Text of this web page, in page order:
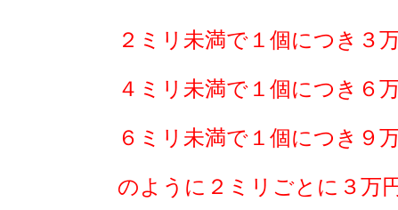
２ミリ未満で１個につき３
４ミリ未満で１個につき６
６ミリ未満で１個につき９
のように２ミリごとに３万